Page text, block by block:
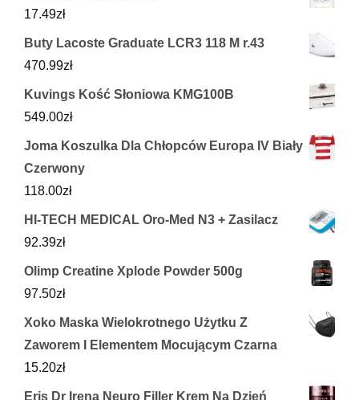
17.49zł
Buty Lacoste Graduate LCR3 118 M r.43
470.99zł
Kuvings Kość Słoniowa KMG100B
549.00zł
Joma Koszulka Dla Chłopców Europa IV Biały
Czerwony
118.00zł
HI-TECH MEDICAL Oro-Med N3 + Zasilacz
92.39zł
Olimp Creatine Xplode Powder 500g
97.50zł
Xoko Maska Wielokrotnego Użytku Z
Zaworem I Elementem Mocującym Czarna
15.20zł
Eris Dr Irena Neuro Filler Krem Na Dzień